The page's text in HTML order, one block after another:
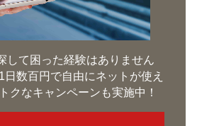
して困った経験はありません
数百円で自由にネットが使え
クなキャンペーンも実施中！